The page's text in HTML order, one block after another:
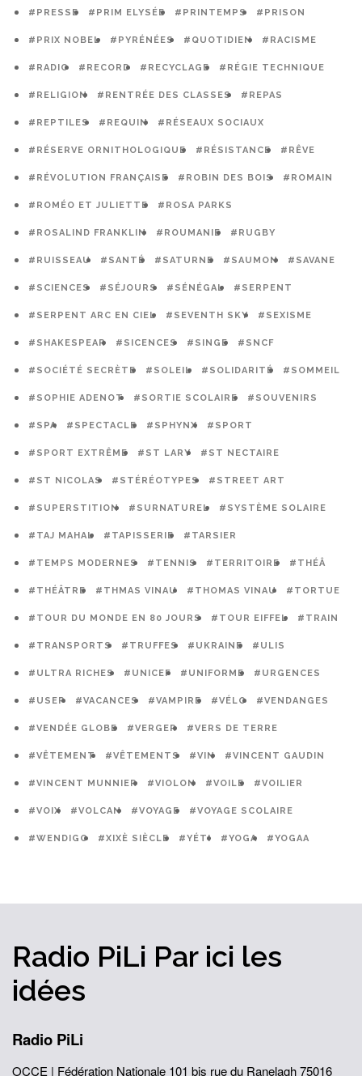
#PRESSE #PRIM ELYSÉE #PRINTEMPS #PRISON
#PRIX NOBEL #PYRÉNÉES #QUOTIDIEN #RACISME
#RADIO #RECORD #RECYCLAGE #RÉGIE TECHNIQUE
#RELIGION #RENTRÉE DES CLASSES #REPAS
#REPTILES #REQUIN #RÉSEAUX SOCIAUX
#RÉSERVE ORNITHOLOGIQUE #RÉSISTANCE #RÊVE
#RÉVOLUTION FRANÇAISE #ROBIN DES BOIS #ROMAIN
#ROMÉO ET JULIETTE #ROSA PARKS
#ROSALIND FRANKLIN #ROUMANIE #RUGBY
#RUISSEAU #SANTÉ #SATURNE #SAUMON #SAVANE
#SCIENCES #SÉJOURS #SÉNÉGAL #SERPENT
#SERPENT ARC EN CIEL #SEVENTH SKY #SEXISME
#SHAKESPEAR #SICENCES #SINGE #SNCF
#SOCIÉTÉ SECRÈTE #SOLEIL #SOLIDARITÉ #SOMMEIL
#SOPHIE ADENOT #SORTIE SCOLAIRE #SOUVENIRS
#SPA #SPECTACLE #SPHYNX #SPORT
#SPORT EXTRÊME #ST LARY #ST NECTAIRE
#ST NICOLAS #STÉRÉOTYPES #STREET ART
#SUPERSTITION #SURNATUREL #SYSTÈME SOLAIRE
#TAJ MAHAL #TAPISSERIE #TARSIER
#TEMPS MODERNES #TENNIS #TERRITOIRE #THÉÂ
#THÉÂTRE #THMAS VINAU #THOMAS VINAU #TORTUE
#TOUR DU MONDE EN 80 JOURS #TOUR EIFFEL #TRAIN
#TRANSPORTS #TRUFFES #UKRAINE #ULIS
#ULTRA RICHES #UNICEF #UNIFORME #URGENCES
#USEP #VACANCES #VAMPIRE #VÉLO #VENDANGES
#VENDÉE GLOBE #VERGER #VERS DE TERRE
#VÊTEMENT #VÊTEMENTS #VIN #VINCENT GAUDIN
#VINCENT MUNNIER #VIOLON #VOILE #VOILIER
#VOIX #VOLCAN #VOYAGE #VOYAGE SCOLAIRE
#WENDIGO #XIXÈ SIÈCLE #YÉTI #YOGA #YOGAA
Radio PiLi Par ici les
idées
Radio PiLi
OCCE | Fédération Nationale 101 bis rue du Ranelagh75016